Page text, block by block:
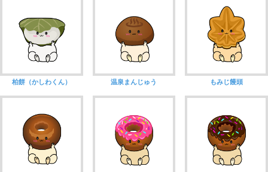
柏餅（かしわくん） 温泉まんじゅう もみじ饅頭